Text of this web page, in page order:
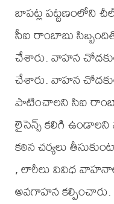
బాపట్ల పట్టణంలోని
సీఐ రాంబాబు
చేశారు. వాహన
చేశారు. వాహన
పాటించాలని సిఐ
లైసెన్స్ కలిగి
కఠిన చర్యలు
, లారీలు వివిధ
అవగాహన కల్పించారు.